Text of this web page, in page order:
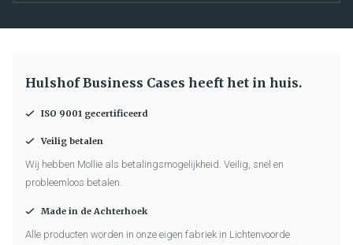
Hulshof Business Cases heeft het in huis.
ISO 9001 gecertificeerd
Veilig betalen
Wij hebben Mollie als betalingsmogelijkheid. Veilig, snel en
probleemloos betalen.
Made in de Achterhoek
Alle producten worden in onze eigen fabriek in Lichtenvoorde